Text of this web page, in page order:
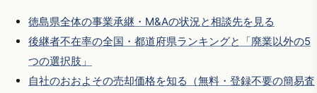
徳島県全体の事業承継・M&Aの状況と相談先を見る
後継者不在率の全国・都道府県ランキングと「廃業以外の5
つの選択肢」
自社のおおよその売却価格を知る（無料・登録不要の簡易査